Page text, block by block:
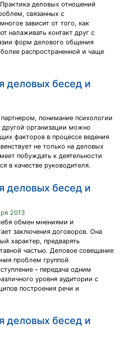
деловых отношений
связанных с
зависит от того, как
налаживать контакт друг с
форм делового общения
распространенной и чаще
деловых бесед и
понимание психологии
другой организации можно
факторов в процессе ведения
не только на деловых
побуждать к деятельности
в качестве руководителя.
деловых бесед и
2013
обмен мнениями и
заключения договоров. Она
характер, предварять
частью. Деловое совещание
проблем группой
– передача одним
уровня аудитории с
построения речи и
деловых бесед и